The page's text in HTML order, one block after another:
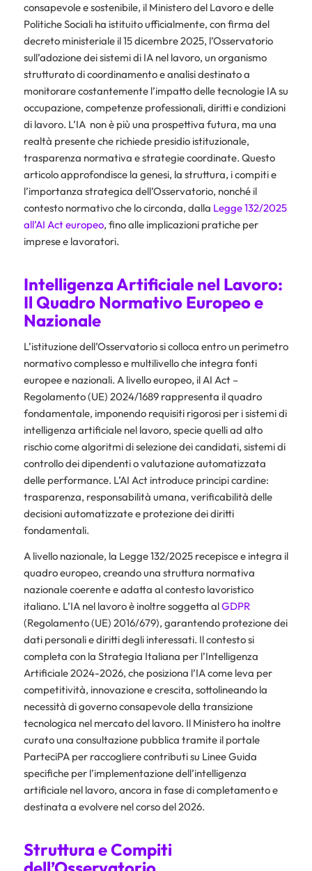
consapevole e sostenibile, il Ministero del Lavoro e delle
Politiche Sociali ha istituito ufficialmente, con firma del
decreto ministeriale il 15 dicembre 2025, l’Osservatorio
sull’adozione dei sistemi di IA nel lavoro, un organismo
strutturato di coordinamento e analisi destinato a
monitorare costantemente l’impatto delle tecnologie IA su
occupazione, competenze professionali, diritti e condizioni
di lavoro. L’IA non è più una prospettiva futura, ma una
realtà presente che richiede presidio istituzionale,
trasparenza normativa e strategie coordinate. Questo
articolo approfondisce la genesi, la struttura, i compiti e
l’importanza strategica dell’Osservatorio, nonché il
contesto normativo che lo circonda, dalla Legge 132/2025
all’AI Act europeo, fino alle implicazioni pratiche per
imprese e lavoratori.
Intelligenza Artificiale nel Lavoro:
Il Quadro Normativo Europeo e
Nazionale
L’istituzione dell’Osservatorio si colloca entro un perimetro
normativo complesso e multilivello che integra fonti
europee e nazionali. A livello europeo, il AI Act –
Regolamento (UE) 2024/1689 rappresenta il quadro
fondamentale, imponendo requisiti rigorosi per i sistemi di
intelligenza artificiale nel lavoro, specie quelli ad alto
rischio come algoritmi di selezione dei candidati, sistemi di
controllo dei dipendenti o valutazione automatizzata
delle performance. L’AI Act introduce principi cardine:
trasparenza, responsabilità umana, verificabilità delle
decisioni automatizzate e protezione dei diritti
fondamentali.
A livello nazionale, la Legge 132/2025 recepisce e integra il
quadro europeo, creando una struttura normativa
nazionale coerente e adatta al contesto lavoristico
italiano. L’IA nel lavoro è inoltre soggetta alGDPR
(Regolamento (UE) 2016/679), garantendo protezione dei
dati personali e diritti degli interessati. Il contesto si
completa con la Strategia Italiana per l’Intelligenza
Artificiale 2024-2026, che posiziona l’IA come leva per
competitività, innovazione e crescita, sottolineando la
necessità di governo consapevole della transizione
tecnologica nel mercato del lavoro. Il Ministero ha inoltre
curato una consultazione pubblica tramite il portale
ParteciPA per raccogliere contributi su Linee Guida
specifiche per l’implementazione dell’intelligenza
artificiale nel lavoro, ancora in fase di completamento e
destinata a evolvere nel corso del 2026.
Struttura e Compiti